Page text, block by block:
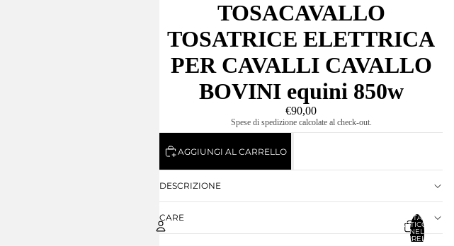
TOTALE
ARTICOLI
NEL
CARRELLO:
TOSACAVALLO
TOSATRICE ELETTRICA
PER CAVALLI CAVALLO
BOVINI equini 850w
€90,00
Spese di spedizione calcolate al check-out.
AGGIUNGI AL CARRELLO
DESCRIZIONE
CARE